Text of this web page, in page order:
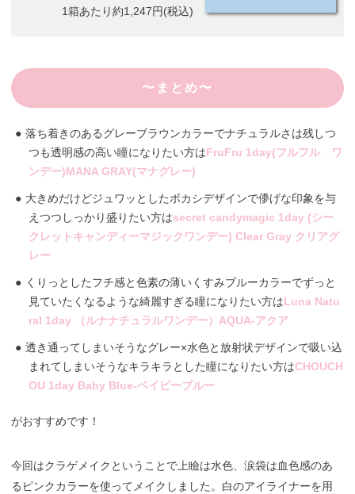
1箱あたり約1,247円(税込)
〜まとめ〜
落ち着きのあるグレーブラウンカラーでナチュラルさは残しつ
つも透明感の高い瞳になりたい方はFruFru 1day(フルフル ワ
ンデー)MANA GRAY(マナグレー)
大きめだけどジュワッとしたボカシデザインで儚げな印象を与
えつつしっかり盛りたい方はsecret candymagic 1day (シー
クレットキャンディーマジックワンデー) Clear Gray クリアグ
レー
くりっとしたフチ感と色素の薄いくすみブルーカラーでずっと
見ていたくなるような綺麗すぎる瞳になりたい方はLuna Natu
ral 1day （ルナナチュラルワンデー）AQUA-アクア
透き通ってしまいそうなグレー×水色と放射状デザインで吸い込
まれてしまいそうなキラキラとした瞳になりたい方はCHOUCH
OU 1day Baby Blue-ベイビーブルー
がおすすめです！
今回はクラゲメイクということで上瞼は水色、涙袋は血色感のあ
るピンクカラーを使ってメイクしました。白のアイライナーを用